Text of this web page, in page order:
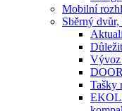
Mobilní
Sběrný
Vývoz
Tašky